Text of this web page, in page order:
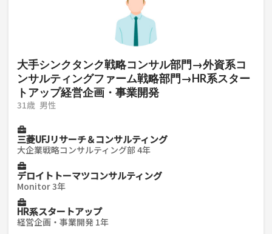
大手シンクタンク戦略コンサル部門→外資系コ
ンサルティングファーム戦略部門→HR系スター
トアップ経営企画・事業開発
31歳 男性
三菱UFJリサーチ＆コンサルティング
大企業戦略コンサルティング部 4年
デロイトトーマツコンサルティング
Monitor 3年
HR系スタートアップ
経営企画・事業開発 1年